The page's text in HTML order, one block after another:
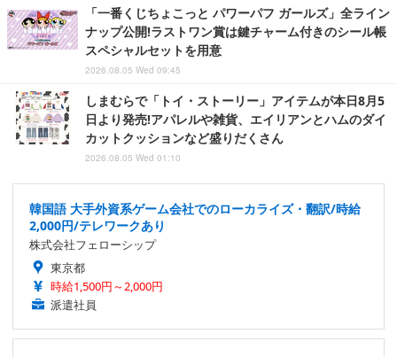
「一番くじちょこっと パワーパフ ガールズ」全ライン
ナップ公開!ラストワン賞は鍵チャーム付きのシール帳
スペシャルセットを用意
2026.08.05 Wed 09:45
しまむらで「トイ・ストーリー」アイテムが本日8月5
日より発売!アパレルや雑貨、エイリアンとハムのダイ
カットクッションなど盛りだくさん
2026.08.05 Wed 01:10
韓国語 大手外資系ゲーム会社でのローカライズ・翻訳/時給
2,000円/テレワークあり
株式会社フェローシップ
東京都
時給1,500円～2,000円
派遣社員